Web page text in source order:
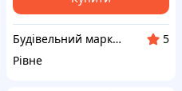
Будівельний маркет Маяк
5
Рівне